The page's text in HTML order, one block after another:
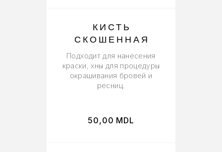
КИСТЬ
СКОШЕННАЯ
Подходит для нанесения
краски, хны для процедуры
окрашивания бровей и
ресниц.
50,00 MDL